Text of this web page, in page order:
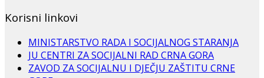
Korisni linkovi
MINISTARSTVO RADA I SOCIJALNOG STARANJA
JU CENTRI ZA SOCIJALNI RAD CRNA GORA
ZAVOD ZA SOCIJALNU I DJEČJU ZAŠTITU CRNE